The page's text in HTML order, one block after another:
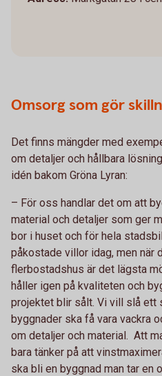
Omsorg som gör
Det finns mängder med
om detaljer och hållbara
idén bakom Gröna Lyran:
– För oss handlar det om att
material och detaljer som ger
bor i huset och för hela
påkostade villor idag, men när
flerbostadshus är det lägsta
håller igen på kvaliteten och
projektet blir sålt. Vi vill slå ett
byggnader ska få vara vackra
om detaljer och material. Att
bara tänker på att
ska bli en byggnad man tar en